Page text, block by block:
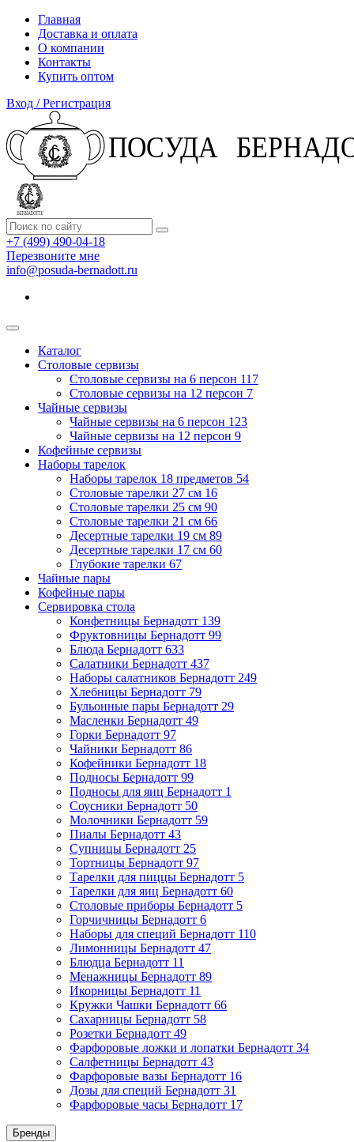
Главная
Доставка и оплата
О компании
Контакты
Купить оптом
Вход / Регистрация
+7 (499) 490-04-18
Перезвоните мне
info@posuda-bernadott.ru
Каталог
Столовые сервизы
Столовые сервизы на 6 персон 117
Столовые сервизы на 12 персон 7
Чайные сервизы
Чайные сервизы на 6 персон 123
Чайные сервизы на 12 персон 9
Кофейные сервизы
Наборы тарелок
Наборы тарелок 18 предметов 54
Столовые тарелки 27 см 16
Столовые тарелки 25 см 90
Столовые тарелки 21 см 66
Десертные тарелки 19 см 89
Десертные тарелки 17 см 60
Глубокие тарелки 67
Чайные пары
Кофейные пары
Сервировка стола
Конфетницы Бернадотт 139
Фруктовницы Бернадотт 99
Блюда Бернадотт 633
Салатники Бернадотт 437
Наборы салатников Бернадотт 249
Хлебницы Бернадотт 79
Бульонные пары Бернадотт 29
Масленки Бернадотт 49
Горки Бернадотт 97
Чайники Бернадотт 86
Кофейники Бернадотт 18
Подносы Бернадотт 99
Подносы для яиц Бернадотт 1
Соусники Бернадотт 50
Молочники Бернадотт 59
Пиалы Бернадотт 43
Супницы Бернадотт 25
Тортницы Бернадотт 97
Тарелки для пиццы Бернадотт 5
Тарелки для яиц Бернадотт 60
Столовые приборы Бернадотт 5
Горчичницы Бернадотт 6
Наборы для специй Бернадотт 110
Лимонницы Бернадотт 47
Блюдца Бернадотт 11
Менажницы Бернадотт 89
Икорницы Бернадотт 11
Кружки Чашки Бернадотт 66
Сахарницы Бернадотт 58
Розетки Бернадотт 49
Фарфоровые ложки и лопатки Бернадотт 34
Салфетницы Бернадотт 43
Фарфоровые вазы Бернадотт 16
Дозы для специй Бернадотт 31
Фарфоровые часы Бернадотт 17
Бренды